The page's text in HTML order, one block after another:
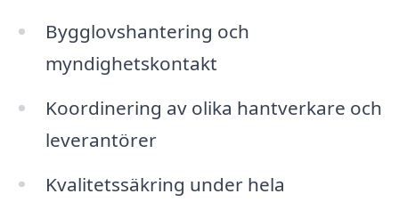
Bygglovshantering och
myndighetskontakt
Koordinering av olika hantverkare och
leverantörer
Kvalitetssäkring under hela